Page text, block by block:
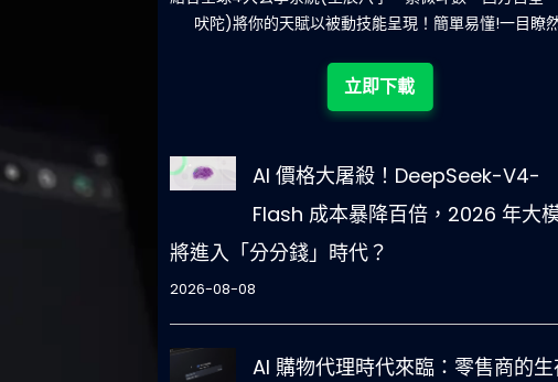
吠陀)將你的天賦以被動技能呈現！簡單易懂!一目瞭
立即下載
AI 價格大屠殺！DeepSeek-V4-
Flash 成本暴降百倍，2026 年大
將進入「分分錢」時代？
2026-08-08
AI 購物代理時代來臨：零售商的